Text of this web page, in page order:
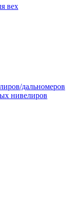
вех
дальномеров
нивелиров